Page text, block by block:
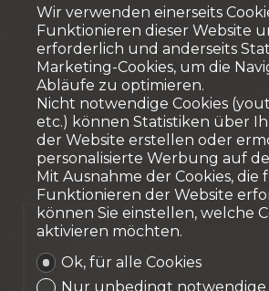
Verkauft
Reihenfamilienhaus
Wir verwenden einerseits
Funktionieren dieser Website
erforderlich und anderseits
Marketing-Cookies, um die
Abläufe zu optimieren.
Nicht notwendige Cookies
etc.) können Statistiken über
der Website erstellen oder
personalisierte Werbung auf
Mit Ausnahme der Cookies, die
Funktionieren der Website
können Sie einstellen, welche
aktivieren möchten.
Ok, für alle Cookies
Nur unbedingt notwendige